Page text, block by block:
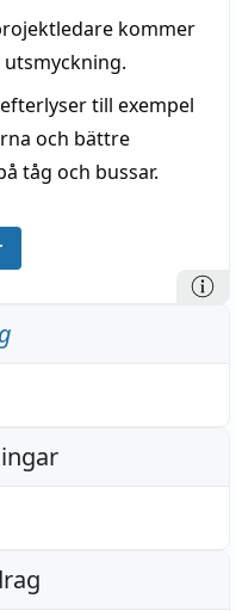
kommer
utsmyckning.
efterlyser till exempel
och bättre
tåg och bussar.